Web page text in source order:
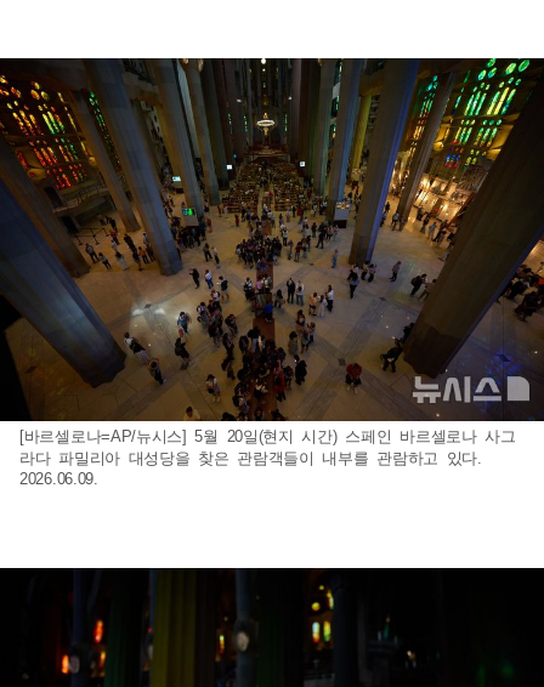
[바르셀로나=AP/뉴시스] 5월 20일(현지 시간) 스페인 바르셀로나 사그
라다 파밀리아 대성당을 찾은 관람객들이 내부를 관람하고 있다.
2026.06.09.